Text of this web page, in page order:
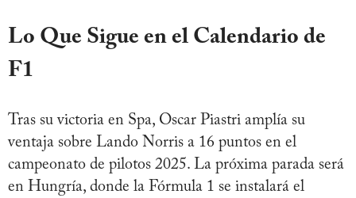
Lo Que Sigue en el Calendario de
F1
Tras su victoria en Spa, Oscar Piastri amplía su
ventaja sobre Lando Norris a 16 puntos en el
campeonato de pilotos 2025. La próxima parada será
en Hungría, donde la Fórmula 1 se instalará el